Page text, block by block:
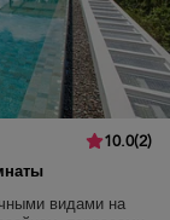
10.0(2)
видами на